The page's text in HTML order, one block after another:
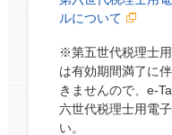
ルについて
※第五世代税理士用
は有効期間満了に
きませんので、e-
六世代税理士用電
い。